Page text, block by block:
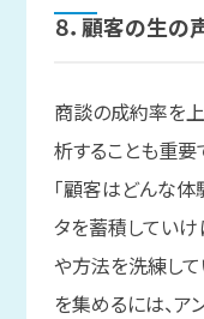
８．顧客の生の
商談の成約率を
析することも重要
「顧客はどんな体
タを蓄積していけ
や方法を洗練して
を集めるには、ア